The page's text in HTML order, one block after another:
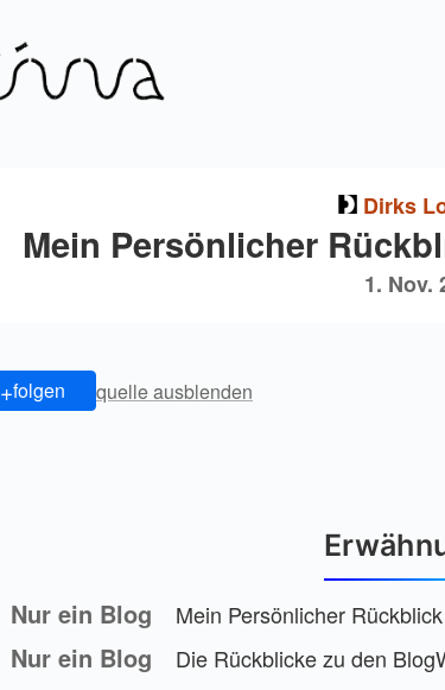
Dirks
Mein Persönlicher
1. Nov.
+folgen quelle ausblenden
Nur ein Blog Mein Persönlicher
Nur ein Blog Die Rückblicke zu den